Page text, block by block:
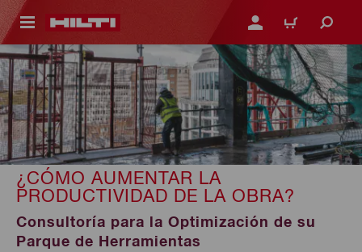
PRINCIPAL INICIE SESIÓN O
CARRITO
¿CÓMO AUMENTAR LA
PRODUCTIVIDAD DE LA OBRA?
Consultoría para la Optimización de su
Parque de Herramientas